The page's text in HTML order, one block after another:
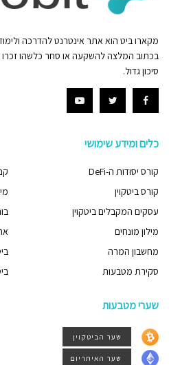
מקארו ביט הוא אתר אינטרנט להדרכה
בכתוב המלצה להשקעה או סחר כלשהו זכרו
סיכון גדול.
כלים ומידע שימושי
קורס יסודות ה-DeFi
קורס ביטקוין
עסקים המקבלים ביטקוין
מילון מונחים
מחשבון המרה
סקירת מטבעות
שערי מטבעות
שער הביטקוין
שער האיתריום